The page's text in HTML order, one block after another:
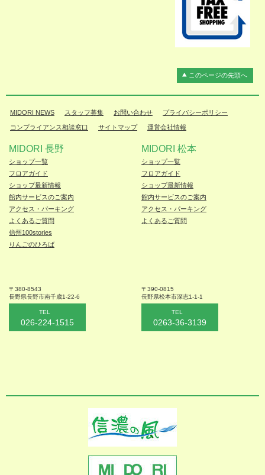
このページの先頭へ
MIDORI NEWS スタッフ募集 お問い合わせ プライバシーポリシー
コンプライアンス相談窓口 サイトマップ 運営会社情報
MIDORI 長野
ショップ一覧
フロアガイド
ショップ最新情報
館内サービスのご案内
アクセス・パーキング
よくあるご質問
信州100stories
りんごのひろば
〒380-8543
長野県長野市南千歳1-22-6
TEL
026-224-1515
MIDORI 松本
ショップ一覧
フロアガイド
ショップ最新情報
館内サービスのご案内
アクセス・パーキング
よくあるご質問
〒390-0815
長野県松本市深志1-1-1
TEL
0263-36-3139